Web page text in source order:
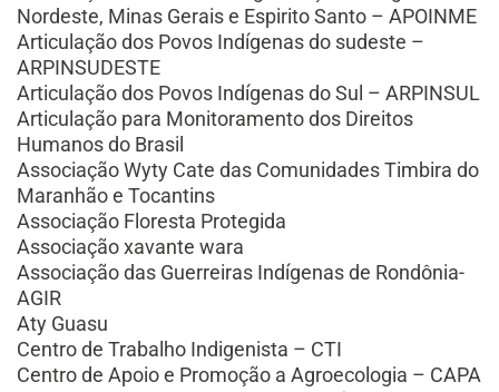
Nordeste, Minas Gerais e Espirito Santo – APOINME
Articulação dos Povos Indígenas do sudeste –
ARPINSUDESTE
Articulação dos Povos Indígenas do Sul – ARPINSUL
Articulação para Monitoramento dos Direitos
Humanos do Brasil
Associação Wyty Cate das Comunidades Timbira do
Maranhão e Tocantins
Associação Floresta Protegida
Associação xavante wara
Associação das Guerreiras Indígenas de Rondônia-
AGIR
Aty Guasu
Centro de Trabalho Indigenista – CTI
Centro de Apoio e Promoção a Agroecologia – CAPA